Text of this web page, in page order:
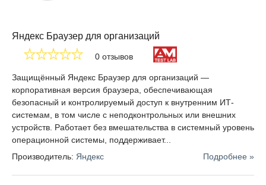
Яндекс Браузер для организаций
0 отзывов
Защищённый Яндекс Браузер для организаций —
корпоративная версия браузера, обеспечивающая
безопасный и контролируемый доступ к внутренним ИТ-
системам, в том числе с неподконтрольных или внешних
устройств. Работает без вмешательства в системный уровень
операционной системы, поддерживает...
Производитель: Яндекс Подробнее »